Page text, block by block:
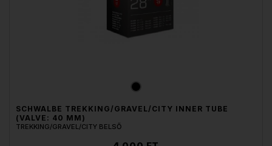
SCHWALBE TREKKING/GRAVEL/CITY INNER TUBE
(VALVE: 40 MM)
TREKKING/GRAVEL/CITY BELSŐ